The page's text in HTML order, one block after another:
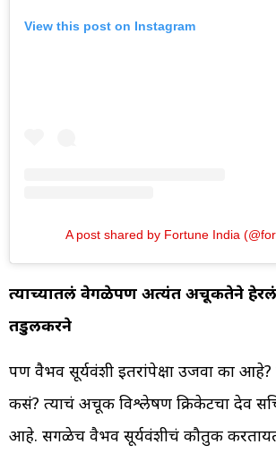
View this post on Instagram
A post shared by Fortune India
त्याच्यातलं वेगळेपण अत्यंत अचूकतेने
तेंडुलकरने
पण वैभव सूर्यवंशी इतरांपेक्षा उजवा का आहे?
कसं? त्याचं अचूक विश्लेषण क्रिकेटचा देव
आहे. सगळेच वैभव सूर्यवंशीचं कौतुक